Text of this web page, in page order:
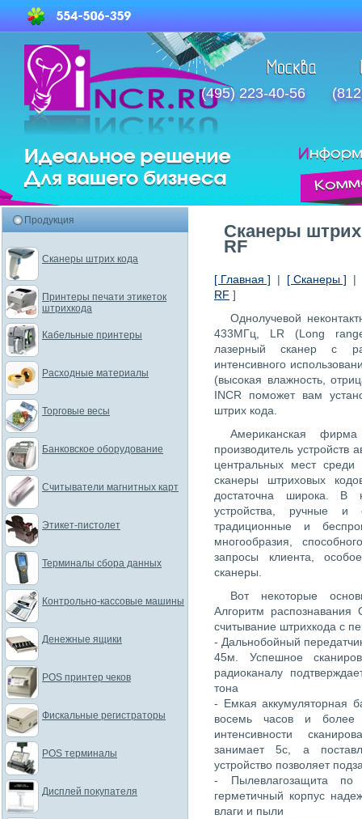
(495) 223-40-56
Сканеры
RF
[ Главная ] | [ Сканеры ] |
RF ]
Однолучевой
433МГц, LR (Long
лазерный сканер с
интенсивного
(высокая влажность,
INCR поможет вам
штрих кода.
Американская
производитель устройств
центральных мест
сканеры штриховых
достаточна широка. В
устройства, ручные и
традиционные и
многообразия,
запросы клиента,
сканеры.
Вот некоторые
Алгоритм распознавания
считывание штрихкода с
- Дальнобойный
45м. Успешное
радиоканалу
тона
- Емкая аккумуляторная
восемь часов и более
интенсивности
занимает 5с, а
устройство позволяет
- Пылевлагозащита
герметичный корпус
влаги и пыли
Продукция
Сканеры штрих кода
Принтеры печати этикеток
штрихкода
Кабельные принтеры
Расходные материалы
Торговые весы
Банковское оборудование
Считыватели магнитных карт
Этикет-пистолет
Терминалы сбора данных
Контрольно-кассовые машины
Денежные ящики
POS принтер чеков
Фискальные регистраторы
POS терминалы
Дисплей покупателя